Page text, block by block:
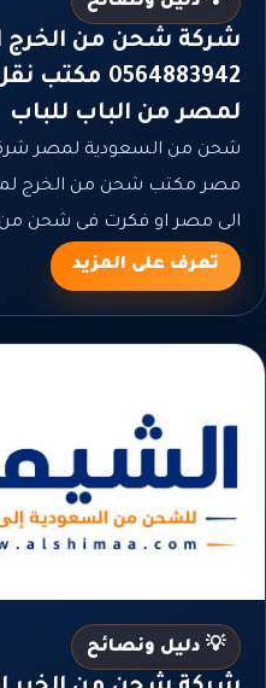
شركة شحن من الخرج
لمصر من الباب للباب
شحن من السعودية لمصر
مصر مكتب شحن من الخرج
الى مصر او فكرت فى شحن
تعرف على المزيد
💡 دليل ونصائح